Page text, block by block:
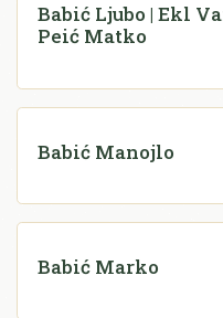
Babić Ljubo | Ekl
Peić Matko
Babić Manojlo
Babić Marko